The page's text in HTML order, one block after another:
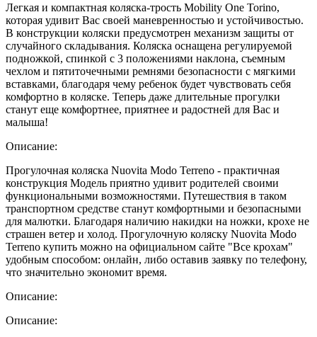
Легкая и компактная коляска-трость Mobility One Torino,
которая удивит Вас своей маневренностью и устойчивостью.
В конструкции коляски предусмотрен механизм защиты от
случайного складывания. Коляска оснащена регулируемой
подножкой, спинкой с 3 положениями наклона, съемным
чехлом и пятиточечными ремнями безопасности с мягкими
вставками, благодаря чему ребенок будет чувствовать себя
комфортно в коляске. Теперь даже длительные прогулки
станут еще комфортнее, приятнее и радостней для Вас и
малыша!
Описание:
Прогулочная коляска Nuovita Modo Terreno - практичная
конструкция Модель приятно удивит родителей своими
функциональными возможностями. Путешествия в таком
транспортном средстве станут комфортными и безопасными
для малютки. Благодаря наличию накидки на ножки, крохе не
страшен ветер и холод. Прогулочную коляску Nuovita Modo
Terreno купить можно на официальном сайте "Все крохам"
удобным способом: онлайн, либо оставив заявку по телефону,
что значительно экономит время.
Описание:
Описание: